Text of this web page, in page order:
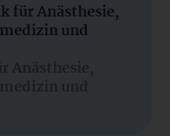
für Anästhesie,
und
Anästhesie,
und